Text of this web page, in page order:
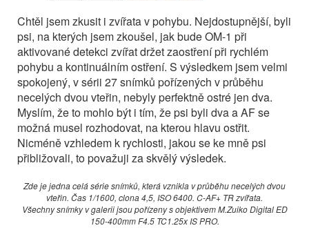
Chtěl jsem zkusit i zvířata v pohybu. Nejdostupnější, byli
psi, na kterých jsem zkoušel, jak bude OM-1 při
aktivované detekci zvířat držet zaostření při rychlém
pohybu a kontinuálním ostření. S výsledkem jsem velmi
spokojený, v sérii 27 snímků pořízených v průběhu
necelých dvou vteřin, nebyly perfektně ostré jen dva.
Myslím, že to mohlo být i tím, že psi byli dva a AF se
možná musel rozhodovat, na kterou hlavu ostřit.
Nicméně vzhledem k rychlosti, jakou se ke mně psi
přibližovali, to považuji za skvělý výsledek.
Zde je jedna celá série snímků, která vznikla v průběhu necelých dvou
vteřin. Čas 1/1600, clona 4,5, ISO 6400. C-AF+ TR zvířata.
Všechny snímky v galerii jsou pořízeny s objektivem M.Zuiko Digital ED
150-400mm F4.5 TC1.25x IS PRO.